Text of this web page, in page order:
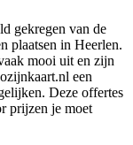
gekregen van de
plaatsen in Heerlen.
mooi uit en zijn
een
Deze offertes
prijzen je moet